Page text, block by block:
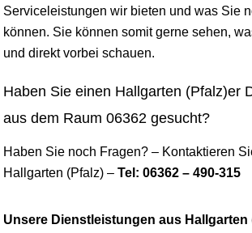
Serviceleistungen wir bieten und was Sie
können. Sie können somit gerne sehen,
und direkt vorbei schauen.
Haben Sie einen Hallgarten (Pfalz)er
aus dem Raum 06362 gesucht?
Haben Sie noch Fragen? – Kontaktieren
Hallgarten (Pfalz) – Tel: 06362 – 490-315
Unsere Dienstleistungen aus Hallgarten